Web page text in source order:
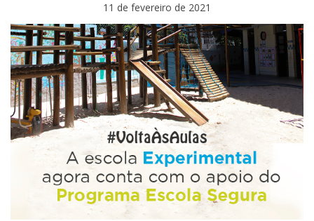
11 de fevereiro de 2021